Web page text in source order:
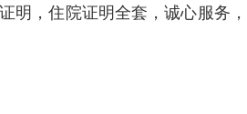
明，住院证明全套，诚心服务